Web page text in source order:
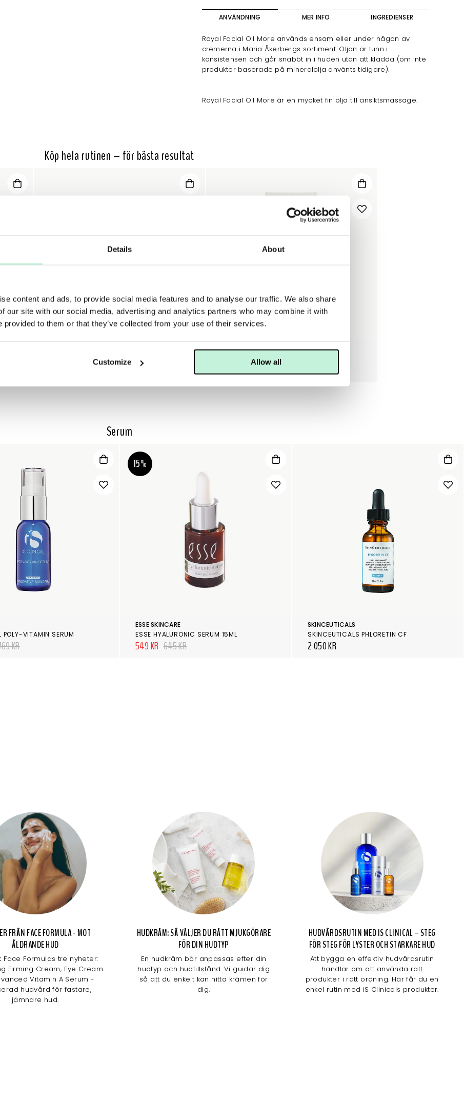
Details About
content and ads, to provide social media features and to analyse our traffic. We also share
our site with our social media, advertising and analytics partners who may combine it with
provided to them or that they’ve collected from your use of their services.
Customize Allow all
ANVÄNDNING MER INFO INGREDIENSER
Royal Facial Oil More används ensam eller under någon av
cremerna i Maria Åkerbergs sortiment. Oljan är tunn i
konsistensen och går snabbt in i huden utan att kladda (om inte
produkter baserade på mineralolja använts tidigare).
Royal Facial Oil More är en mycket fin olja till ansiktsmassage.
Köp hela rutinen – för bästa resultat
MARIA ÅKERBERG
MARIA ÅKERBERG FACE LOTION MORE
149 KR
Serum
VITAMIN SERUM
KR
15%
ESSE SKINCARE
ESSE HYALURONIC SERUM 15ML
549 KR 645 KR
SKINCEUTICALS
SKINCEUTICALS PHLORETIN CF
2 050 KR
FRÅN FACE FORMULA - MOT
ÅLDRANDE HUD
Face Formulas tre nyheter:
Firming Cream, Eye Cream
Vitamin A Serum -
hudvård för fastare,
jämnare hud.
HUDKRÄM: SÅ VÄLJER DU RÄTT MJUKGÖRARE
FÖR DIN HUDTYP
En hudkräm bör anpassas efter din
hudtyp och hudtillstånd. Vi guidar dig
så att du enkelt kan hitta krämen för
dig.
HUDVÅRDSRUTIN MED IS CLINICAL – STEG
FÖR STEG FÖR LYSTER OCH STARKARE HUD
Att bygga en effektiv hudvårdsrutin
handlar om att använda rätt
produkter i rätt ordning. Här får du en
enkel rutin med iS Clinicals produkter.